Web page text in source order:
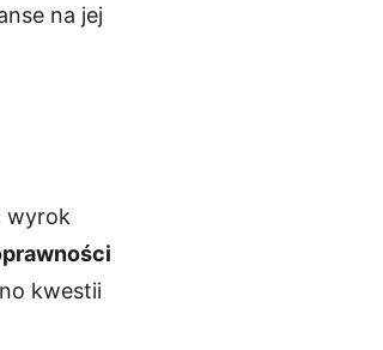
na jej
wyrok
kwestii